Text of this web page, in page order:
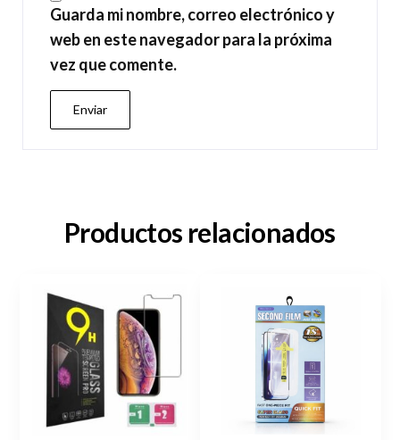
Guarda mi nombre, correo electrónico y
web en este navegador para la próxima
vez que comente.
Productos relacionados